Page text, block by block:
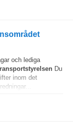
och lediga
Du
inom det